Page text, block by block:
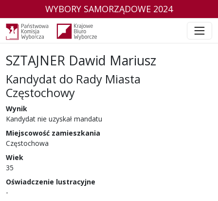
WYBORY SAMORZĄDOWE 2024
SZTAJNER Dawid Mariusz
Kandydat do Rady Miasta
Częstochowy
w wyborach samorządowych w 2024 r.
Wynik
Kandydat nie uzyskał mandatu
Miejscowość zamieszkania
Częstochowa
Wiek
35
Oświadczenie lustracyjne
-